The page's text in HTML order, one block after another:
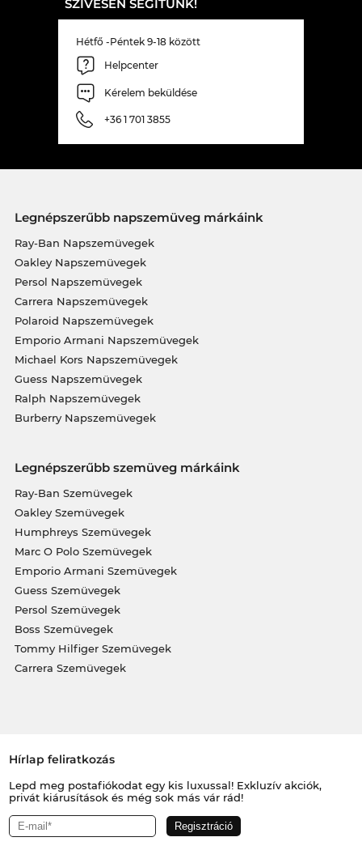
SZÍVESEN SEGÍTÜNK!
Hétfő -Péntek 9-18 között
Helpcenter
Kérelem beküldése
+36 1 701 3855
Legnépszerűbb napszemüveg márkáink
Ray-Ban Napszemüvegek
Oakley Napszemüvegek
Persol Napszemüvegek
Carrera Napszemüvegek
Polaroid Napszemüvegek
Emporio Armani Napszemüvegek
Michael Kors Napszemüvegek
Guess Napszemüvegek
Ralph Napszemüvegek
Burberry Napszemüvegek
Legnépszerűbb szemüveg márkáink
Ray-Ban Szemüvegek
Oakley Szemüvegek
Humphreys Szemüvegek
Marc O Polo Szemüvegek
Emporio Armani Szemüvegek
Guess Szemüvegek
Persol Szemüvegek
Boss Szemüvegek
Tommy Hilfiger Szemüvegek
Carrera Szemüvegek
Hírlap feliratkozás
Lepd meg postafiókodat egy kis luxussal! Exkluzív akciók,
privát kiárusítások és még sok más vár rád!